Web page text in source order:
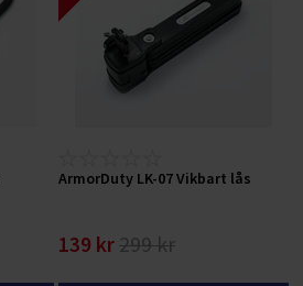
ArmorDuty LK-07 Vikbart lås
139 kr299 kr